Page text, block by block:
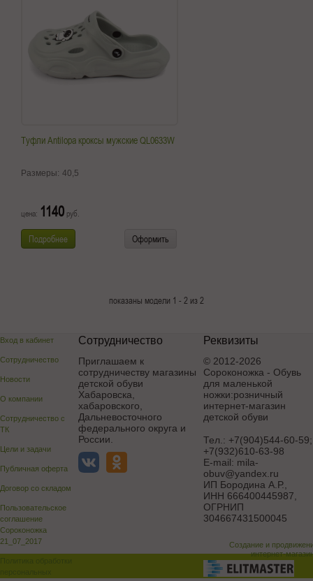
Туфли Antilopa кроксы мужские QL0633W
Размеры: 40,5
цена: 1140 руб.
Подробнее Оформить
показаны модели 1 - 2 из 2
Вход в кабинет
Сотрудничество
Новости
О компании
Сотрудничество с
ТК
Цели и задачи
Публичная оферта
Договор со складом
Пользовательское
соглашение
Сороконожка
21_07_2017
Сотрудничество
Приглашаем к
сотрудничеству магазины
детской обуви
Хабаровска,
хабаровского,
Дальневосточного
федерального округа и
России.
Реквизиты
© 2012-2026
Сороконожка - Обувь
для маленькой
ножки:розничный
интернет-магазин
детской обуви
Тел.: +7(904)544-60-59;
+7(932)610-63-98
E-mail: mila-
obuv@yandex.ru
ИП Бородина А.Р.
ИНН 666400445987,
ОГРНИП
304667431500045
Создание и
интернет-